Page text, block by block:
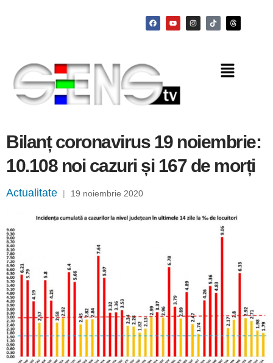
Bilanț coronavirus 19 noiembrie:
10.108 noi cazuri și 167 de morți
Actualitate | 19 noiembrie 2020